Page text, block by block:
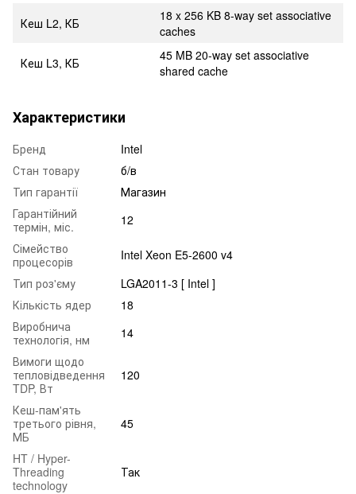
Кеш L2, КБ
18 x 256 KB 8-way set associative
caches
Кеш L3, КБ
45 MB 20-way set associative
shared cache
Характеристики
Бренд
Intel
Стан товару
б/в
Тип гарантії
Магазин
Гарантійний
термін, міс.
12
Сімейство
процесорів
Intel Xeon E5-2600 v4
Тип роз'єму
LGA2011-3 [ Intel ]
Кількість ядер
18
Виробнича
технологія, нм
14
Вимоги щодо
тепловідведення
TDP, Вт
120
Кеш-пам'ять
третього рівня,
МБ
45
HT / Hyper-
Threading
technology
Так